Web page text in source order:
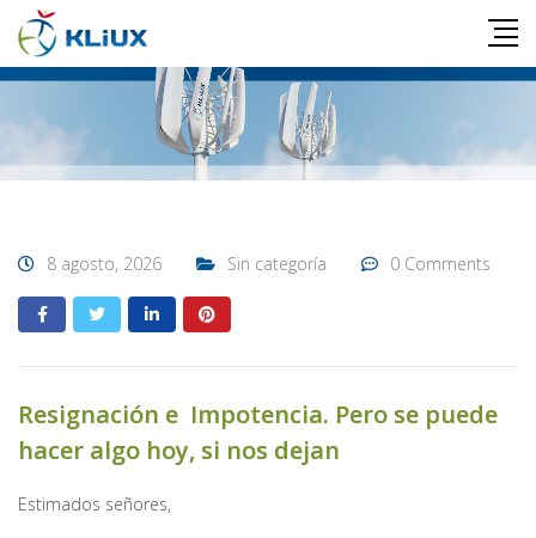
8 agosto, 2026 Sin categoría 0 Comments
Resignación e Impotencia. Pero se puede
hacer algo hoy, si nos dejan
Estimados señores,